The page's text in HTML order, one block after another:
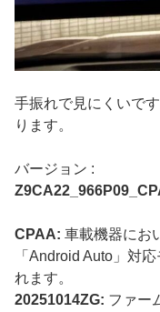
手振れで見にくいで
ります。
バージョン :
CPAA: 車載機器にお
「Android Auto」対
れます。
20251014ZG: ファー